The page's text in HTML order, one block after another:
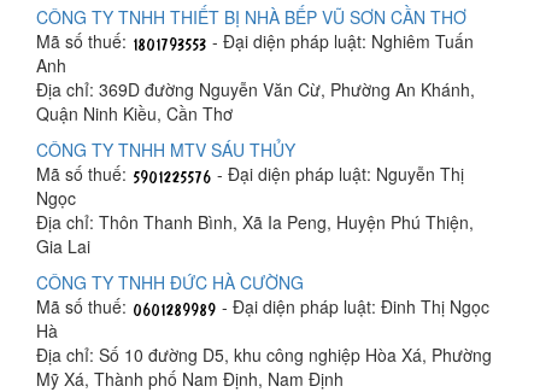
CÔNG TY TNHH THIẾT BỊ NHÀ BẾP VŨ SƠN CẦN THƠ
Mã số thuế:
- Đại diện pháp luật: Nghiêm Tuấn
Anh
Địa chỉ: 369D đường Nguyễn Văn Cừ, Phường An Khánh,
Quận Ninh Kiều, Cần Thơ
CÔNG TY TNHH MTV SÁU THỦY
Mã số thuế:
- Đại diện pháp luật: Nguyễn Thị
Ngọc
Địa chỉ: Thôn Thanh Bình, Xã Ia Peng, Huyện Phú Thiện,
Gia Lai
CÔNG TY TNHH ĐỨC HÀ CƯỜNG
Mã số thuế:
- Đại diện pháp luật: Đinh Thị Ngọc
Hà
Địa chỉ: Số 10 đường D5, khu công nghiệp Hòa Xá, Phường
Mỹ Xá, Thành phố Nam Định, Nam Định